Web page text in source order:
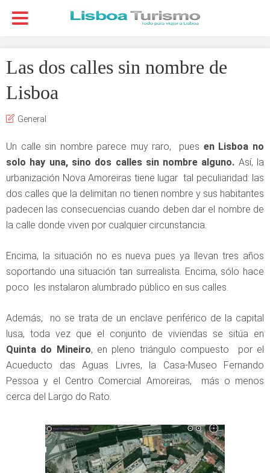
Las dos calles sin nombre de
Lisboa
General
Un calle sin nombre parece muy raro, pues en Lisboa no
solo hay una, sino dos calles sin nombre alguno. Así, la
urbanización Nova Amoreiras tiene lugar tal peculiaridad: las
dos calles que la delimitan no tienen nombre y sus habitantes
padecen las consecuencias cuando deben dar el nombre de
la calle donde viven por cualquier circunstancia.
Encima, la situación no es nueva pues ya llevan tres años
soportando una situación tan surrealista. Encima, sólo hace
poco les instalaron alumbrado público en sus calles.
Además, no se trata de un enclave periférico de la capital
lusa, toda vez que el conjunto de viviendas se sitúa en
Quinta do Mineiro, en pleno triángulo compuesto por el
Acueducto das Aguas Livres, la Casa-Museo Fernando
Pessoa y el Centro Comercial Amoreiras, más o menos
cerca del Largo do Rato.